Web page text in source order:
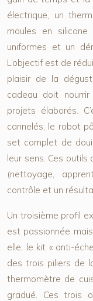
électrique, un
moules en
uniformes et un
L’objectif est de
plaisir de la
cadeau doit
projets élaborés.
cannelés, le robot
set complet de
leur sens. Ces
(nettoyage,
contrôle et un
Un troisième profil
est passionnée
elle, le kit « anti-
des trois piliers de
thermomètre de
gradué. Ces trois